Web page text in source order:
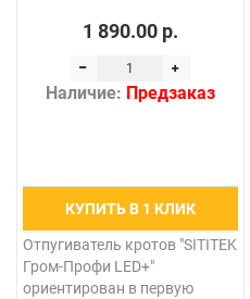
1 890.00 р.
Наличие: Предзаказ
КУПИТЬ В 1 КЛИК
Отпугиватель кротов "SITITEK
Гром-Профи LED+"
ориентирован в первую